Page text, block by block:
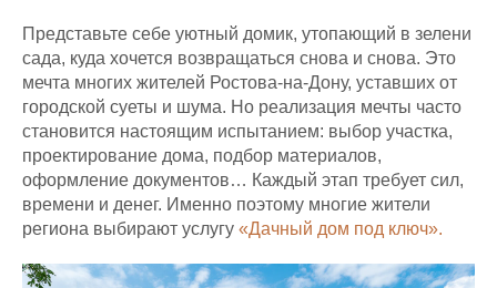
Представьте себе уютный домик, утопающий в зелени
сада, куда хочется возвращаться снова и снова. Это
мечта многих жителей Ростова-на-Дону, уставших от
городской суеты и шума. Но реализация мечты часто
становится настоящим испытанием: выбор участка,
проектирование дома, подбор материалов,
оформление документов… Каждый этап требует сил,
времени и денег. Именно поэтому многие жители
региона выбирают услугу «Дачный дом под ключ».